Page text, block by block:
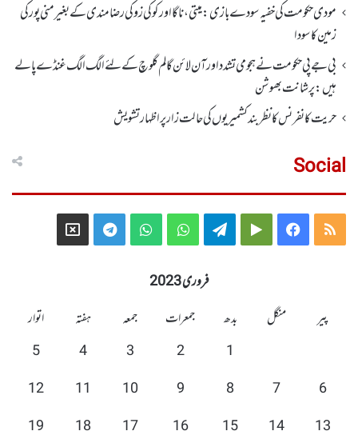
مودی حکومت کی خفیہ سودے بازی: میتی، ناگا اور کوکی زو کی رضامندی کے بغیر منی پور کی
زمین کا سودا
بی جے پی حکومت نے ہجومی تشدد اورآن لائن گالم گلوچ کے لئے الگ الگ غنڈے پالے
ہیں: پرشانت بھوشن
حریت کانفرنس کا نظر بند کشمیریوں کی حالت زار پر اظہار تشویش
Social
RSS
Facebook
Google
Telegram
WhatsApp
WhatsApp
Telegram
X
فروری 2023
پیر
منگل بدھ جمعرات جمعہ ہفتہ
اتوار
1
2
3
4
5
6
7
8
9
10
11
12
13
14
15
16
17
18
19